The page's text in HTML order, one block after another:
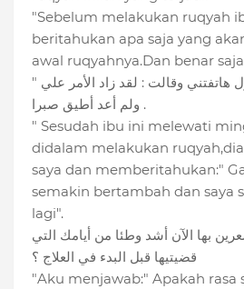
"Sebelum melakukan ruqyah
beritahukan apa saja yang
awal ruqyahnya.Dan benar
" فلما قضتْ أسبوعها الأول هاتفتني وقالت : لقد زاد الأمر علي
ولم أعد أطيق صبرا .
" Sesudah ibu ini melewati
didalam melakukan
saya dan memberitahukan:"
semakin bertambah dan saya
lagi".
بها الآن أشد وطئا من أيامك التي
قضيتيها قبل البدء في العلاج ؟
"Aku menjawab:" Apakah rasa